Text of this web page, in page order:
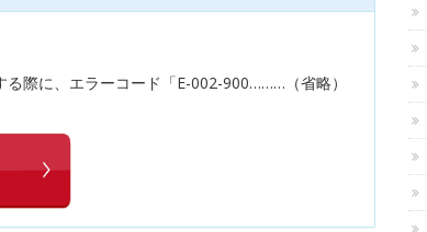
際に、エラーコード「E-002-900………（省略）